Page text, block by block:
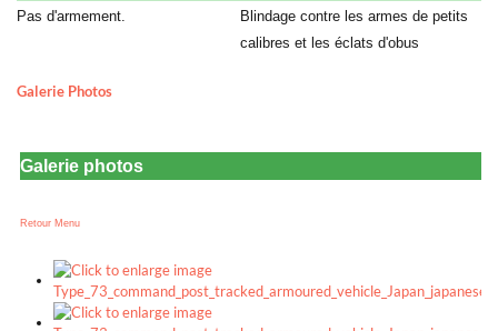
Pas d'armement.
Blindage contre les armes de petits
calibres et les éclats d'obus
Galerie Photos
Galerie photos
Retour Menu